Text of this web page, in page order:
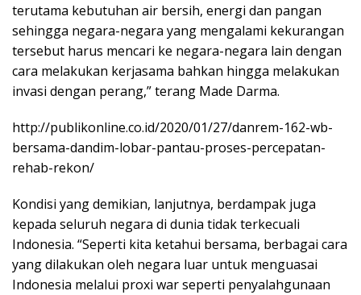
terutama kebutuhan air bersih, energi dan pangan
sehingga negara-negara yang mengalami kekurangan
tersebut harus mencari ke negara-negara lain dengan
cara melakukan kerjasama bahkan hingga melakukan
invasi dengan perang,” terang Made Darma.
http://publikonline.co.id/2020/01/27/danrem-162-wb-
bersama-dandim-lobar-pantau-proses-percepatan-
rehab-rekon/
Kondisi yang demikian, lanjutnya, berdampak juga
kepada seluruh negara di dunia tidak terkecuali
Indonesia. “Seperti kita ketahui bersama, berbagai cara
yang dilakukan oleh negara luar untuk menguasai
Indonesia melalui proxi war seperti penyalahgunaan